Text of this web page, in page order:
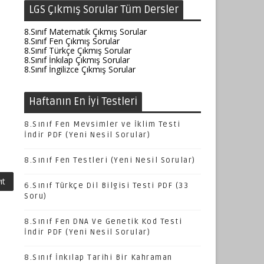
LGS Çıkmış Sorular Tüm Dersler
8.Sınıf Matematik Çıkmış Sorular
8.Sınıf Fen Çıkmış Sorular
8.Sınıf Türkçe Çıkmış Sorular
8.Sınıf İnkılap Çıkmış Sorular
8.Sınıf İngilizce Çıkmış Sorular
Haftanın En İyi Testleri
8.Sınıf Fen Mevsimler ve İklim Testi
İndir PDF (Yeni Nesil Sorular)
8.Sınıf Fen Testleri (Yeni Nesil Sorular)
6.Sınıf Türkçe Dil Bilgisi Testi PDF (33
Soru)
8.Sınıf Fen DNA Ve Genetik Kod Testi
İndir PDF (Yeni Nesil Sorular)
8.Sınıf İnkılap Tarihi Bir Kahraman